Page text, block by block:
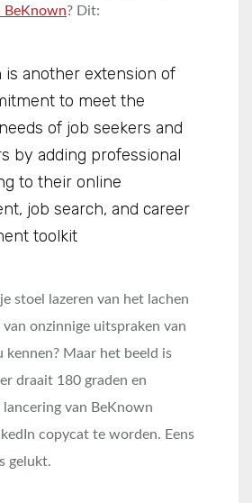
BeKnown? Dit:
is another extension of
to meet the
of job seekers and
by adding professional
to their online
job search, and career
toolkit
stoel lazeren van het lachen
onzinnige uitspraken van
kennen? Maar het beeld is
draait 180 graden en
van BeKnown
copycat te worden. Eens
gelukt.